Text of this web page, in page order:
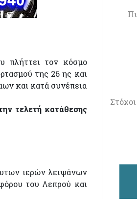
πλήττει τον κόσμο
της 26 ης και
και κατά συνέπεια
τελετή κατάθεσης
ιερών λειψάνων
του Λεπρού και